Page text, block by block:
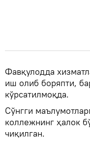
Фавқулодда
иш олиб боряпти,
кўрсатилмоқда.
Сўнгги
коллежнинг ҳалок
чиқилган.